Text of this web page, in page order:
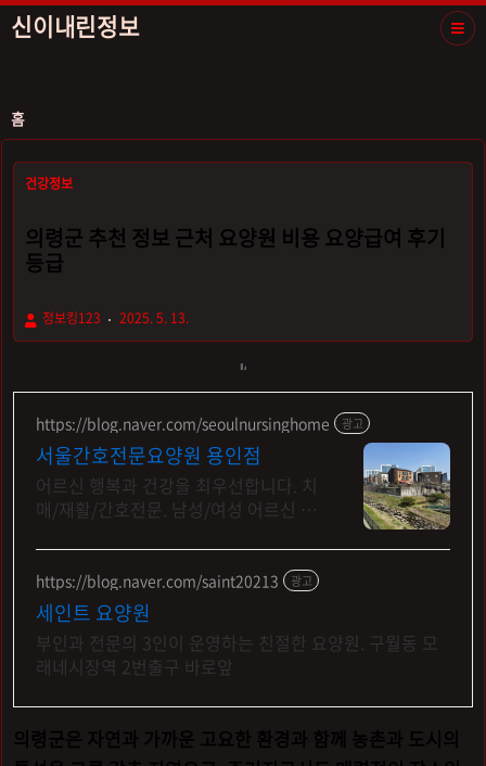
신이내린정보
홈
건강정보
의령군 추천 정보 근처 요양원 비용 요양급여 후기
등급
정보킹123 2025. 5. 13.
https://blog.naver.com/seoulnursinghome 광고
서울간호전문요양원 용인점
어르신 행복과 건강을 최우선합니다. 치
매/재활/간호전문. 남성/여성 어르신 전
https://blog.naver.com/saint20213 광고
세인트 요양원
부인과 전문의 3인이 운영하는 친절한 요양원. 구월동 모
래네시장역 2번출구 바로앞
의령군은 자연과 가까운 고요한 환경과 함께 농촌과 도시의